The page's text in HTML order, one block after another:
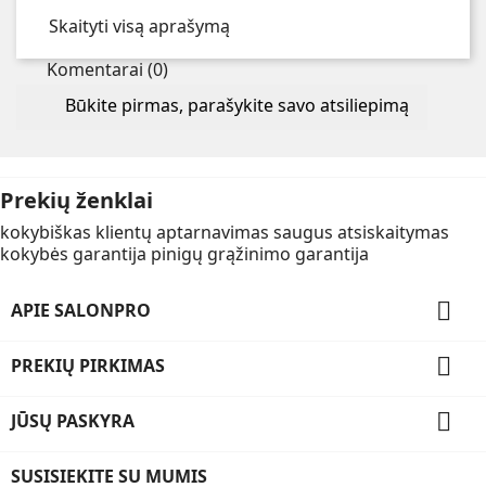
Skaityti visą aprašymą
Komentarai (0)
Būkite pirmas, parašykite savo atsiliepimą
Prekių ženklai
kokybiškas klientų aptarnavimas saugus atsiskaitymas
kokybės garantija pinigų grąžinimo garantija
APIE SALONPRO 
PREKIŲ PIRKIMAS 
JŪSŲ PASKYRA 
SUSISIEKITE SU MUMIS